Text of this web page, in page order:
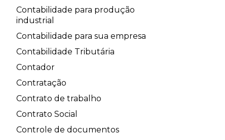
Contabilidade para produção
industrial
Contabilidade para sua empresa
Contabilidade Tributária
Contador
Contratação
Contrato de trabalho
Contrato Social
Controle de documentos